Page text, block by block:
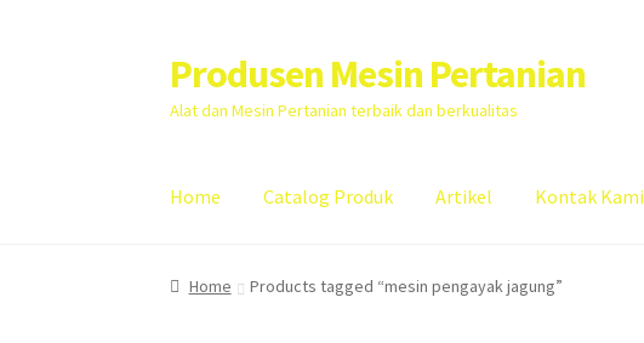
Skip
to
navigation
Skip
to
content
Produsen Mesin Pertanian
Alat dan Mesin Pertanian terbaik dan berkualitas
Home Catalog Produk Artikel Kontak Kami
Home Artikel Cart Checkout Kontak Kami My account
Home Products tagged “mesin pengayak jagung”